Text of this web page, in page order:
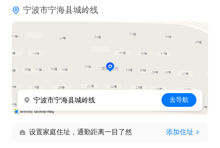
宁波市宁海县城岭线
宁波市宁海县城岭线 去导航
设置家庭住址，通勤距离一目了然 添加住址